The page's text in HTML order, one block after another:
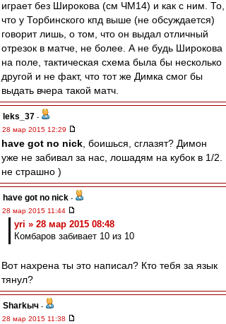
играет без Широкова (см ЧМ14) и как с ним. То,
что у Торбинского кпд выше (не обсуждается)
говорит лишь, о том, что он выдал отличный
отрезок в матче, не более. А не будь Широкова
на поле, тактическая схема была бы несколько
другой и не факт, что тот же Димка смог бы
выдать вчера такой матч.
leks_37 -
28 мар 2015 12:29
have got no nick , боишься, сглазят? Димон
уже не забивал за нас, лошадям на кубок в 1/2.
не страшно )
have got no nick -
28 мар 2015 11:44
yri » 28 мар 2015 08:48
Комбаров забивает 10 из 10
Вот нахрена ты это написал? Кто тебя за язык
тянул?
Sharkыч -
28 мар 2015 11:38